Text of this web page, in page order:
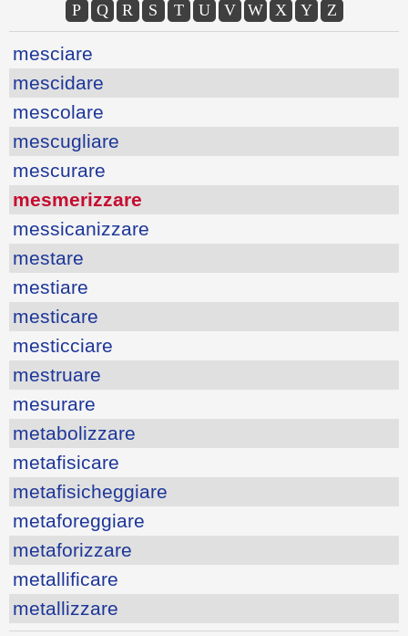
P
Q R S T U V W X Y Z
mesciare
mescidare
mescolare
mescugliare
mescurare
mesmerizzare
messicanizzare
mestare
mestiare
mesticare
mesticciare
mestruare
mesurare
metabolizzare
metafisicare
metafisicheggiare
metaforeggiare
metaforizzare
metallificare
metallizzare